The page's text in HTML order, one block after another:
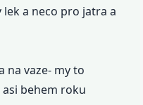
a neco pro jatra a
na vaze- my to
behem roku